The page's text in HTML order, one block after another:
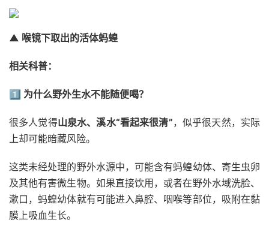
▲ 喉镜下取出的活体蚂蝗
相关科普：
1️⃣ 为什么野外生水不能随便喝？
很多人觉得山泉水、溪水“看起来很清”，似乎很天然，实际
上却可能暗藏风险。
这类未经处理的野外水源中，可能含有蚂蝗幼体、寄生虫卵
及其他有害微生物。如果直接饮用，或者在野外水域洗脸、
漱口，蚂蝗幼体就有可能进入鼻腔、咽喉等部位，吸附在黏
膜上吸血生长。